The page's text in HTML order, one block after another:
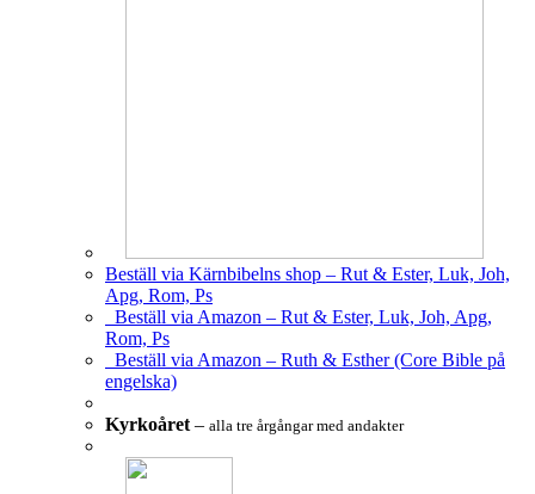
Beställ via Kärnbibelns shop – Rut & Ester, Luk, Joh,
Apg, Rom, Ps
Beställ via Amazon – Rut & Ester, Luk, Joh, Apg,
Rom, Ps
Beställ via Amazon – Ruth & Esther (Core Bible på
engelska)
Kyrkoåret – alla tre årgångar med andakter